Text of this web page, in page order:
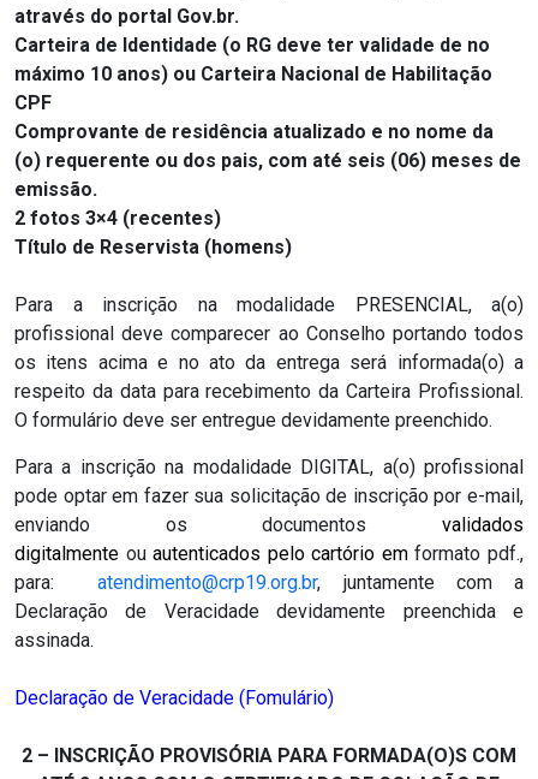
através do portal Gov.br.
Carteira de Identidade (o RG deve ter validade de no
máximo 10 anos) ou Carteira Nacional de Habilitação
CPF
Comprovante de residência atualizado e no nome da
(o) requerente ou dos pais, com até seis (06) meses de
emissão.
2 fotos 3×4 (recentes)
Título de Reservista (homens)
Para a inscrição na modalidade PRESENCIAL, a(o)
profissional deve comparecer ao Conselho portando todos
os itens acima e no ato da entrega será informada(o) a
respeito da data para recebimento da Carteira Profissional.
O formulário deve ser entregue devidamente preenchido.
Para a inscrição na modalidade DIGITAL, a(o) profissional
pode optar em fazer sua solicitação de inscrição por e-mail,
enviando os documentos validados
digitalmente ouautenticados pelo cartório emformato pdf.,
para:atendimento@crp19.org.br, juntamente com a
Declaração de Veracidade devidamente preenchida e
assinada.
Declaração de Veracidade (Fomulário)
2 – INSCRIÇÃO PROVISÓRIA PARA FORMADA(O)S COM